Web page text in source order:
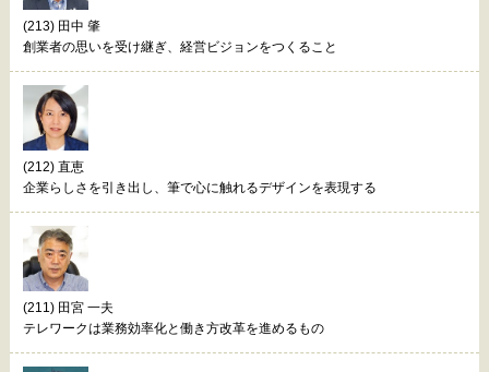
(213) 田中 肇
創業者の思いを受け継ぎ、経営ビジョンをつくること
(212) 直恵
企業らしさを引き出し、筆で心に触れるデザインを表現する
(211) 田宮 一夫
テレワークは業務効率化と働き方改革を進めるもの